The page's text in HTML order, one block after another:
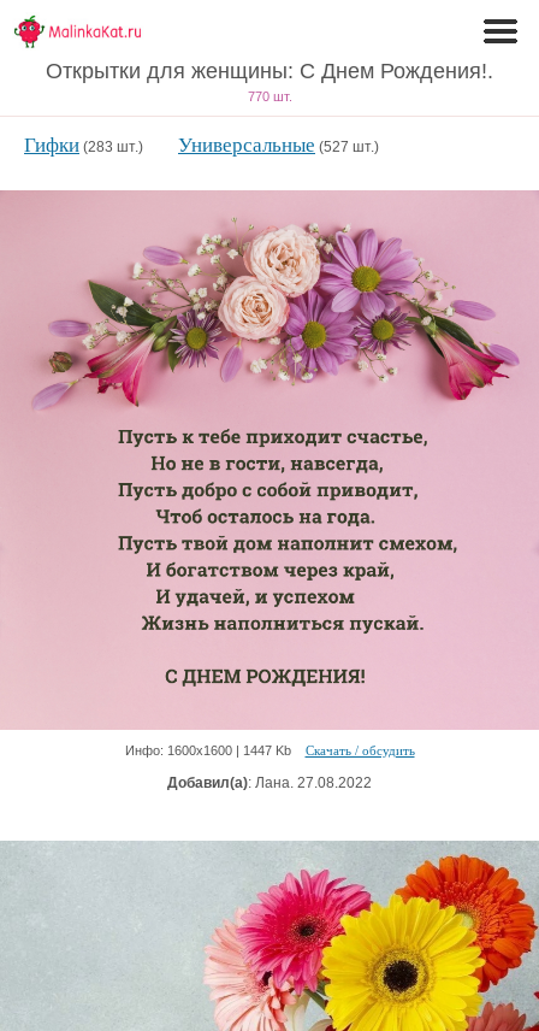
Открытки для женщины: С Днем Рождения!.
770 шт.
Гифки (283 шт.) Универсальные (527 шт.)
Инфо: 1600х1600 | 1447 Kb Скачать / обсудить
Добавил(а): Лана. 27.08.2022